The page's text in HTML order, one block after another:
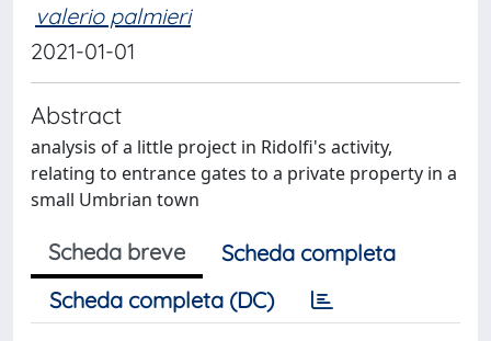
valerio palmieri
2021-01-01
Abstract
analysis of a little project in Ridolfi's activity,
relating to entrance gates to a private property in a
small Umbrian town
Scheda breve
Scheda completa
Scheda completa (DC)